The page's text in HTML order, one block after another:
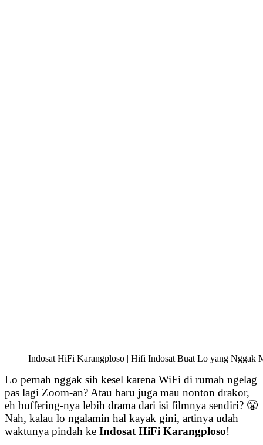
Indosat HiFi Karangploso | Hifi Indosat Buat Lo yang Nggak
Lo pernah nggak sih kesel karena WiFi di rumah ngelag
pas lagi Zoom-an? Atau baru juga mau nonton drakor,
eh buffering-nya lebih drama dari isi filmnya sendiri? 😤
Nah, kalau lo ngalamin hal kayak gini, artinya udah
waktunya pindah ke Indosat HiFi Karangploso!